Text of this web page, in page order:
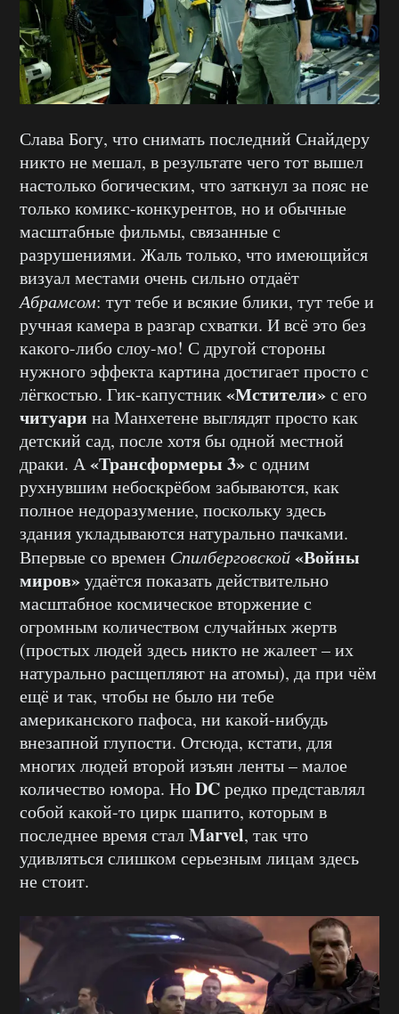
Слава Богу, что снимать последний Снайдеру
никто не мешал, в результате чего тот вышел
настолько богическим, что заткнул за пояс не
только комикс-конкурентов, но и обычные
масштабные фильмы, связанные с
разрушениями. Жаль только, что имеющийся
визуал местами очень сильно отдаёт
Абрамсом: тут тебе и всякие блики, тут тебе и
ручная камера в разгар схватки. И всё это без
какого-либо слоу-мо! С другой стороны
нужного эффекта картина достигает просто с
лёгкостью. Гик-капустник«Мстители»с его
читуари на Манхетене выглядят просто как
детский сад, после хотя бы одной местной
драки. А«Трансформеры 3»с одним
рухнувшим небоскрёбом забываются, как
полное недоразумение, поскольку здесь
здания укладываются натурально пачками.
Впервые со времен Спилберговской«Войны
миров»удаётся показать действительно
масштабное космическое вторжение с
огромным количеством случайных жертв
(простых людей здесь никто не жалеет – их
натурально расщепляют на атомы), да при чём
ещё и так, чтобы не было ни тебе
американского пафоса, ни какой-нибудь
внезапной глупости. Отсюда, кстати, для
многих людей второй изъян ленты – малое
количество юмора. НоDCредко представлял
собой какой-то цирк шапито, которым в
последнее время сталMarvel, так что
удивляться слишком серьезным лицам здесь
не стоит.